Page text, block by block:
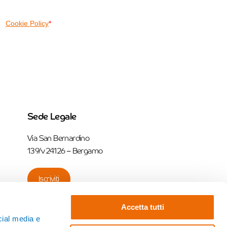
media e
Accetta tutti
Sede Legale
Via San Bernardino
139/v 24126 – Bergamo
Iscriviti